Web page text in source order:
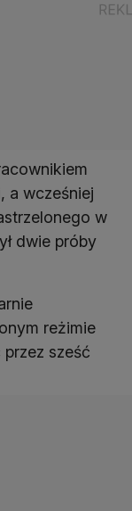
a wcześniej
w
dwie próby
reżimie
sześć